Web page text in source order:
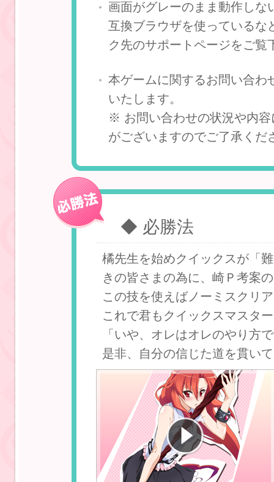
画面がグレーのまま動作しな
互換ブラウザを使っているな
ク先のサポートページをご覧
本ゲームに関するお問い合わ
いたします。
※ お問い合わせの状況や内
がございますのでご了承くだ
◆ 必勝法
橘先生を始めクイックスが「
きの皆さまの為に、崎Ｐ考案
この技を使えばノーミスクリ
これで君もクイックスマスタ
「いや、オレはオレのやり方
是非、自分の信じた道を貫い